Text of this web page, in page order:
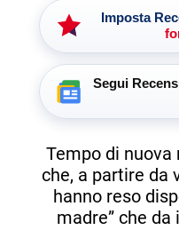
Imposta
Segui
Tempo di
che, a partire da
hanno reso
madre” che